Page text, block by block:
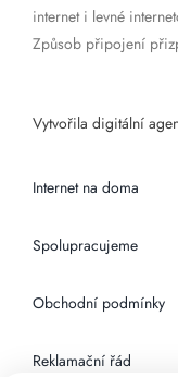
internet i levné
Způsob připojení
Vytvořila digitální
Internet na doma
Spolupracujeme
Obchodní podmínky
Reklamační řád